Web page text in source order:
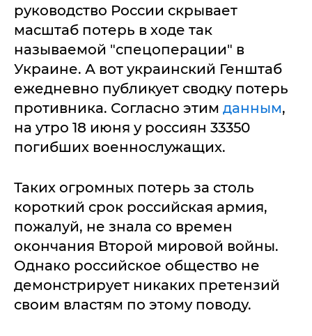
руководство России скрывает
масштаб потерь в ходе так
называемой "спецоперации" в
Украине. А вот украинский Генштаб
ежедневно публикует сводку потерь
противника. Согласно этим данным,
на утро 18 июня у россиян 33350
погибших военнослужащих.
Таких огромных потерь за столь
короткий срок российская армия,
пожалуй, не знала со времен
окончания Второй мировой войны.
Однако российское общество не
демонстрирует никаких претензий
своим властям по этому поводу.